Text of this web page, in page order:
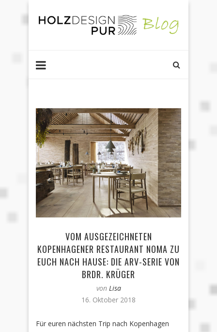
VOM AUSGEZEICHNETEN
KOPENHAGENER RESTAURANT NOMA ZU
EUCH NACH HAUSE: DIE ARV-SERIE VON
BRDR. KRÜGER
von Lisa
16. Oktober 2018
Für euren nächsten Trip nach Kopenhagen